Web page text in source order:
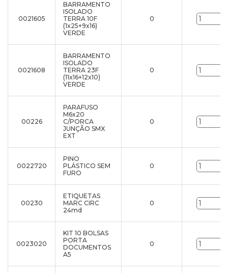
0021605
BARRAMENTO
ISOLADO
TERRA 10F
(1x25+9x16)
VERDE
0
0021608
BARRAMENTO
ISOLADO
TERRA 23F
(11x16+12x10)
VERDE
0
00226
PARAFUSO
M6x20
C/PORCA
JUNÇÃO SMX
EXT
0
0022720
PINO
PLÁSTICO SEM
FURO
0
00230
ETIQUETAS
MARC CIRC
24md
0
0023020
KIT 10 BOLSAS
PORTA
DOCUMENTOS
A5
0